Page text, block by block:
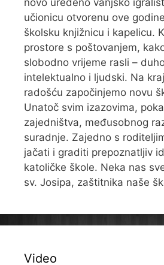
novo uređeno vanjsko
učionicu otvorenu ove
školsku knjižnicu i kapelicu.
prostore s poštovanjem,
slobodno vrijeme rasli –
intelektualno i ljudski. Na
radošću započinjemo novu
Unatoč svim izazovima,
zajedništva, međusobnog
suradnje. Zajedno s
jačati i graditi prepoznatljiv
katoličke škole. Neka nas
sv. Josipa, zaštitnika naše
Video